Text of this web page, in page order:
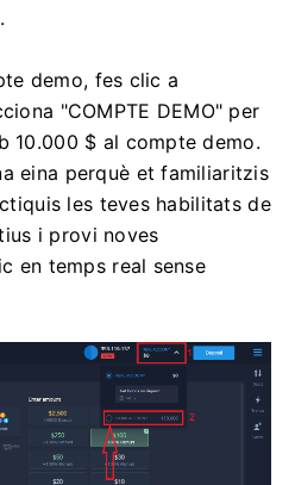
demo, fes clic a
"COMPTE DEMO" per
10.000 $ al compte demo.
eina perquè et familiaritzis
les teves habilitats de
i provi noves
en temps real sense